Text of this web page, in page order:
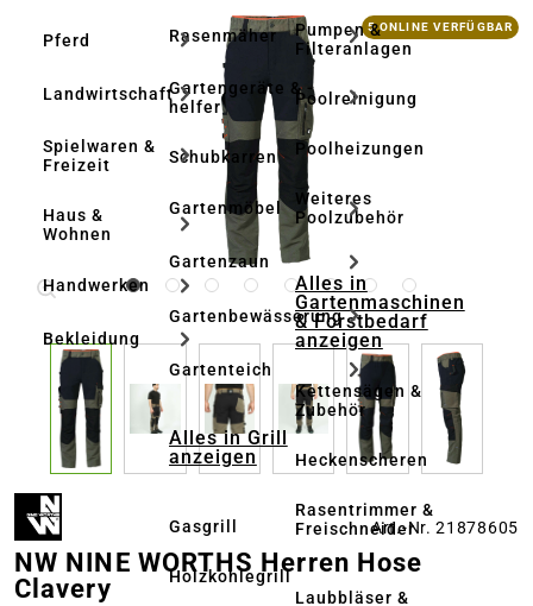
Pferd
Landwirtschaft
Spielwaren &
Freizeit
Haus &
Wohnen
Handwerken
Bekleidung
Rasenmäher
Gartengeräte & -
helfer
Schubkarren
Gartenmöbel
Gartenzaun
Gartenbewässerung
Gartenteich
Alles in Grill
anzeigen
Gasgrill
Holzkohlegrill
Pumpen &
Filteranlagen
Poolreinigung
Poolheizungen
Weiteres
Poolzubehör
Alles in
Gartenmaschinen
& Forstbedarf
anzeigen
Kettensägen &
Zubehör
Heckenscheren
Rasentrimmer &
Freischneider
Laubbläser &
Bildergalerie überspringen 5 ONLINE VERFÜGBAR
Art.-Nr. 21878605
NW NINE WORTHS Herren Hose
Clavery